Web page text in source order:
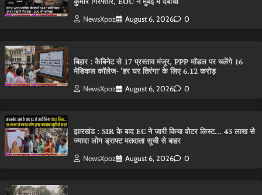
NewsXpoz August 6, 2026 0
बिहार : कैबिनेट से 17 प्रस्ताव मंजूर, PPP मॉडल पर चलेंगे 16
मेडिकल कॉलेज- ‘हर घर तिरंगा’ के लिए 6.12 करोड़
NewsXpoz August 6, 2026 0
झारखंड : SIR के बाद EC ने जारी किया वोटर लिस्ट… 43 लाख से
ज्यादा लोग ड्राफ्ट मतदाता सूची से बाहर
NewsXpoz August 6, 2026 0